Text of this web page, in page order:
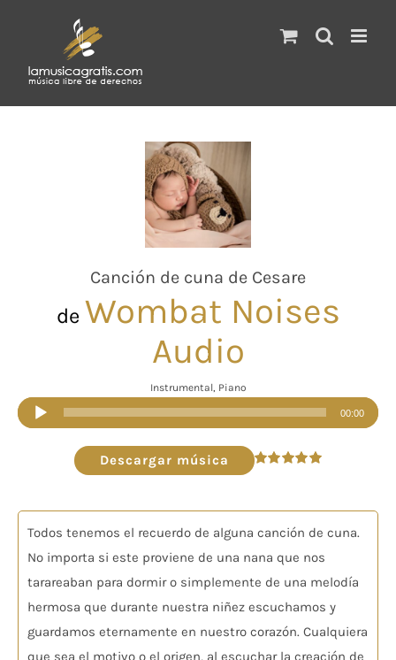
Canción de cuna de Cesare
de Wombat Noises
Audio
Instrumental, Piano
Reproductor
de
audio
00:00
Descargar música
Todos tenemos el recuerdo de alguna canción de cuna.
No importa si este proviene de una nana que nos
tarareaban para dormir o simplemente de una melodía
hermosa que durante nuestra niñez escuchamos y
guardamos eternamente en nuestro corazón. Cualquiera
que sea el motivo o el origen, al escuchar la creación de